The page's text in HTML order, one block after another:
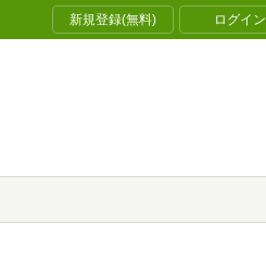
新規登録(無料) ログイン